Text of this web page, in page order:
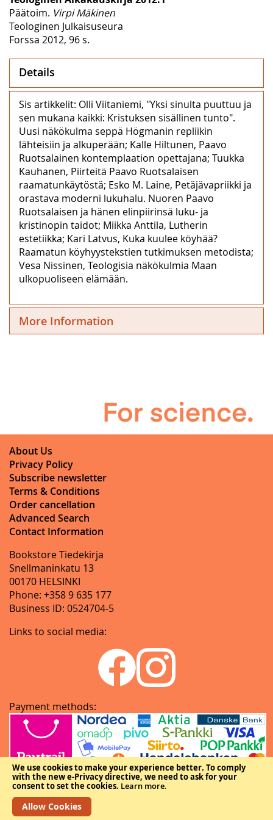
We use cookies to make your experience better. To comply
with the new e-Privacy directive, we need to ask for your
consent to set the cookies. Learn more.
Allow Cookies
Päätoim. Virpi Mäkinen
Teologinen Julkaisuseura
Forssa 2012, 96 s.
Details
Sis artikkelit: Olli Viitaniemi, "Yksi sinulta puuttuu ja
sen mukana kaikki: Kristuksen sisällinen tunto".
Uusi näkökulma seppä Högmanin repliikin
lähteisiin ja alkuperään; Kalle Hiltunen, Paavo
Ruotsalainen kontemplaation opettajana; Tuukka
Kauhanen, Piirteitä Paavo Ruotsalaisen
raamatunkäytöstä; Esko M. Laine, Petäjävapriikki ja
orastava moderni lukuhalu. Nuoren Paavo
Ruotsalaisen ja hänen elinpiirinsä luku- ja
kristinopin taidot; Miikka Anttila, Lutherin
estetiikka; Kari Latvus, Kuka kuulee köyhää?
Raamatun köyhyystekstien tutkimuksen metodista;
Vesa Nissinen, Teologisia näkökulmia Maan
ulkopuoliseen elämään.
More Information
About Us
Privacy Policy
Subscribe newsletter
Terms & Conditions
Order cancellation
Advanced Search
Contact Information
Bookstore Tiedekirja
Snellmaninkatu 13
00170 HELSINKI
Phone: +358 9 635 177
Business ID: 0524704-5
Links to social media:
Payment methods:
Copyright © The Federation of Finnish Learned Societies